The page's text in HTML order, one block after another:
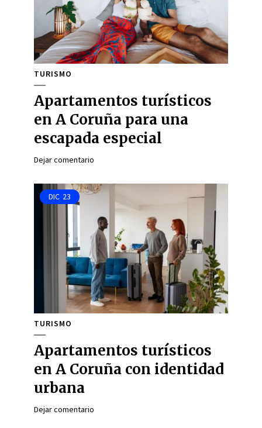
TURISMO
Apartamentos turísticos
en A Coruña para una
escapada especial
Dejar comentario
DIC 23
TURISMO
Apartamentos turísticos
en A Coruña con identidad
urbana
Dejar comentario